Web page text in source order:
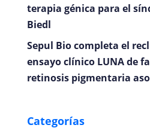
terapia génica para el
Biedl
Sepul Bio completa el
ensayo clínico LUNA de
retinosis pigmentaria
Categorías